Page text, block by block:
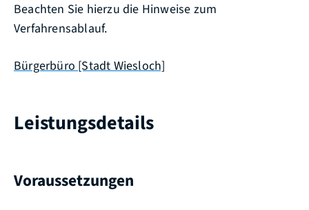
Beachten Sie hierzu die Hinweise zum
Verfahrensablauf.
Bürgerbüro [Stadt Wiesloch]
Leistungsdetails
Voraussetzungen